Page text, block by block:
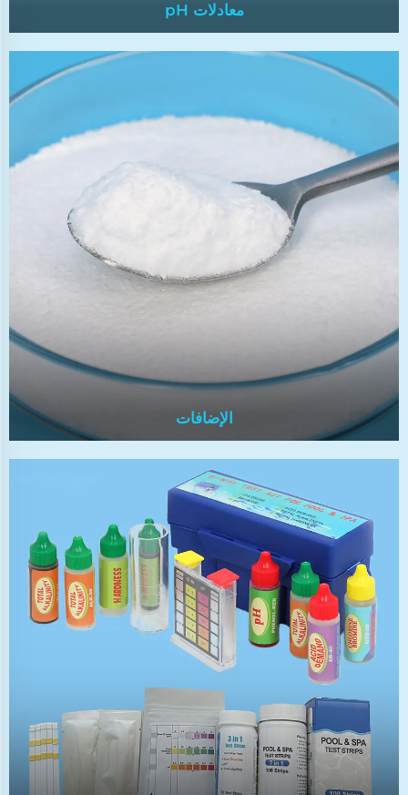
معادلات pH
مصادر تنظيم درجة الحموضة هي مواد كيميائية تُستخدم
لتنظيم مستويات pH للماء، مما يضمن سقوطها ضمن
النطاق المطلوب للاستخدامات المحددة.
الإضافات
الإضافات
ملحقات الطعام تلتزم بالمعايير الصحية. تمد عمر الأطعمة
عن طريق منع نمو الكائنات الدقيقة مثل البكتيريا والخميرة
والفطريات.